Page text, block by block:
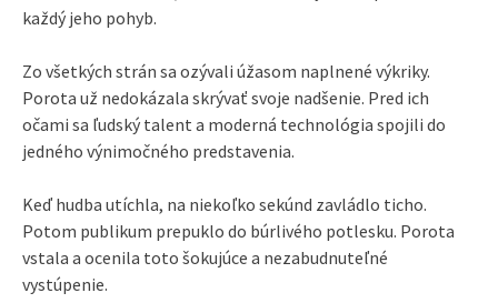
každý jeho pohyb.
Zo všetkých strán sa ozývali úžasom naplnené výkriky.
Porota už nedokázala skrývať svoje nadšenie. Pred ich
očami sa ľudský talent a moderná technológia spojili do
jedného výnimočného predstavenia.
Keď hudba utíchla, na niekoľko sekúnd zavládlo ticho.
Potom publikum prepuklo do búrlivého potlesku. Porota
vstala a ocenila toto šokujúce a nezabudnuteľné
vystúpenie.